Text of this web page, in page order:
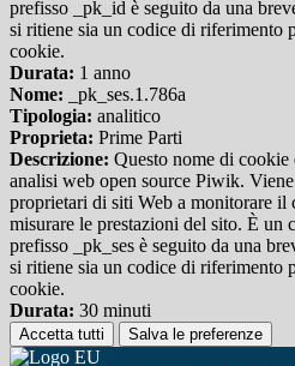
prefisso _pk_id è seguito da una
si ritiene sia un codice di riferimento
cookie.
Durata: 1 anno
Nome: _pk_ses.1.786a
Tipologia: analitico
Proprieta: Prime Parti
Descrizione: Questo nome di cookie
analisi web open source Piwik.
proprietari di siti Web a monitorare il
misurare le prestazioni del sito. È
prefisso _pk_ses è seguito da una
si ritiene sia un codice di riferimento
cookie.
Durata: 30 minuti
Accetta tutti Salva le preferenze